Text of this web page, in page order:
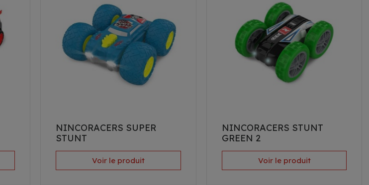
NINCORACERS SUPER
STUNT
Voir le produit
NINCORACERS STUNT
GREEN 2
Voir le produit